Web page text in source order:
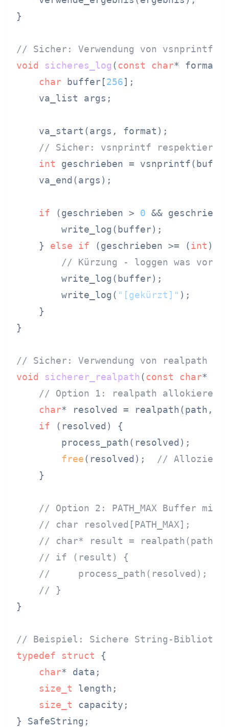
}
// Sicher: Verwendung von vsnprintf
void
sicheres_log (const char*
char buffer[256];
    va_list args;
    va_start(args, format);
// Sicher: vsnprintf respektiert
int geschrieben =
    va_end(args);
if (geschrieben > 0 &&
        write_log(buffer);
    }
else if (geschrieben >= (int )
// Kürzung - loggen was
        write_log(buffer);
        write_log(
"[gekürzt]" );
    }
}
// Sicher: Verwendung von realpath
void
sicherer_realpath (const char*
// Option 1: realpath allokieren
char* resolved = realpath(path,
if (resolved) {
        process_path(resolved);
free(resolved); //
    }
// Option 2: PATH_MAX Buffer mit
// char resolved[PATH_MAX];
// char* result = realpath(path,
// if (result) {
//     process_path(resolved);
// }
}
// Beispiel: Sichere String-
typedef
struct {
char* data;
size_t length;
size_t capacity;
} SafeString;